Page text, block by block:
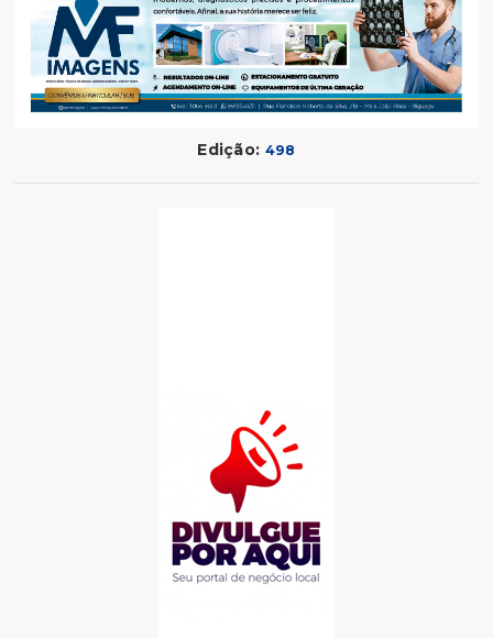
Edição: 498